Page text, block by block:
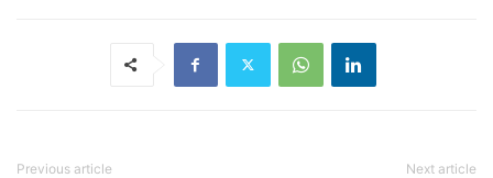
Previous article Next article